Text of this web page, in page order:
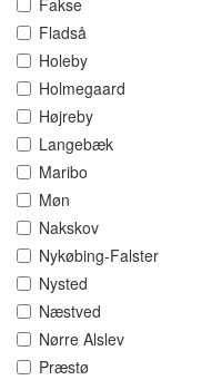
Fakse
Fladså
Holeby
Holmegaard
Højreby
Langebæk
Maribo
Møn
Nakskov
Nykøbing-Falster
Nysted
Næstved
Nørre Alslev
Præstø